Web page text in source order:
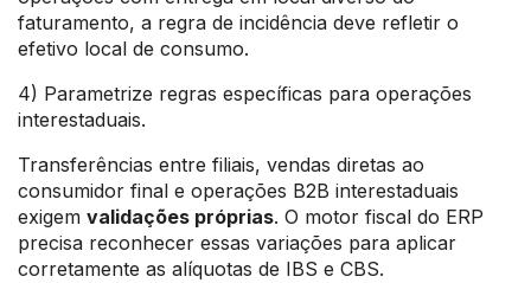
faturamento, a regra de incidência deve refletir o
efetivo local de consumo.
4) Parametrize regras específicas para operações
interestaduais.
Transferências entre filiais, vendas diretas ao
consumidor final e operações B2B interestaduais
exigem validações próprias. O motor fiscal do ERP
precisa reconhecer essas variações para aplicar
corretamente as alíquotas de IBS e CBS.